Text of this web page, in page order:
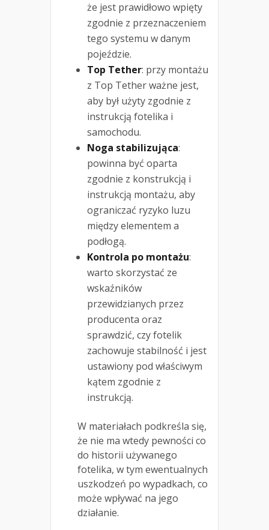
że jest prawidłowo wpięty
zgodnie z przeznaczeniem
tego systemu w danym
pojeździe.
Top Tether: przy montażu
z Top Tether ważne jest,
aby był użyty zgodnie z
instrukcją fotelika i
samochodu.
Noga stabilizująca:
powinna być oparta
zgodnie z konstrukcją i
instrukcją montażu, aby
ograniczać ryzyko luzu
między elementem a
podłogą.
Kontrola po montażu:
warto skorzystać ze
wskaźników
przewidzianych przez
producenta oraz
sprawdzić, czy fotelik
zachowuje stabilność i jest
ustawiony pod właściwym
kątem zgodnie z
instrukcją.
W materiałach podkreśla się,
że nie ma wtedy pewności co
do historii używanego
fotelika, w tym ewentualnych
uszkodzeń po wypadkach, co
może wpływać na jego
działanie.